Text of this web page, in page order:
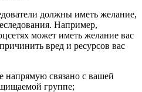
должны иметь желание,
Например,
может иметь желание вас
вред и ресурсов вас
напрямую связано с вашей
группе;